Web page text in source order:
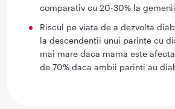
comparativ cu 20-30% la
Riscul pe viata de a dezvolta
la descendentii unui parinte cu
mai mare daca mama este
de 70% daca ambii parinti au